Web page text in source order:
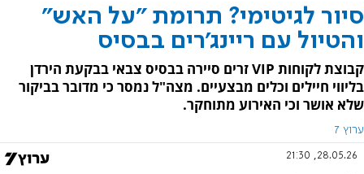
סיור לגיטימי? תרומת "על האש"
והטיול עם ריינג'רים בבסיס
קבוצת לקוחות VIP זרים סיירה בבסיס צבאי בבקעת הירדן
בליווי חיילים וכלים מבצעיים. מצה"ל נמסר כי מדובר בביקור
שלא אושר וכי האירוע מתוחקר.
ערוץ 7
28.05.26, 21:30